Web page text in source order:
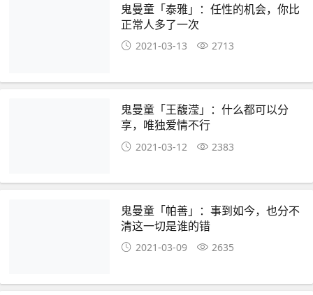
鬼曼童「泰雅」：任性的机会，你比
正常人多了一次
2021-03-13 2713
鬼曼童「王馥滢」：什么都可以分
享，唯独爱情不行
2021-03-12 2383
鬼曼童「帕善」：事到如今，也分不
清这一切是谁的错
2021-03-09 2635